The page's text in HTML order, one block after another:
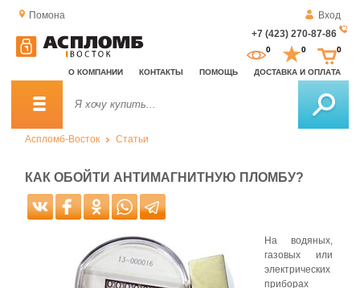
Помона
Вход
+7 (423) 270-87-86
О КОМПАНИИ КОНТАКТЫ ПОМОЩЬ ДОСТАВКА И ОПЛАТА
0 0 0
Аспломб-Восток Статьи
КАК ОБОЙТИ АНТИМАГНИТНУЮ ПЛОМБУ?
На водяных,
газовых или
электрических
приборах